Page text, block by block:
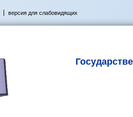
версия для слабовидящих